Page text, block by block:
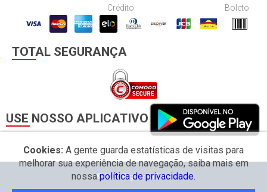
Crédito Boleto
TOTAL SEGURANÇA
USE NOSSO APLICATIVO
Cookies: A gente guarda estatísticas de visitas para
melhorar sua experiência de navegação, saiba mais em
nossapolítica de privacidade.
© 2026 Big Lar Online.